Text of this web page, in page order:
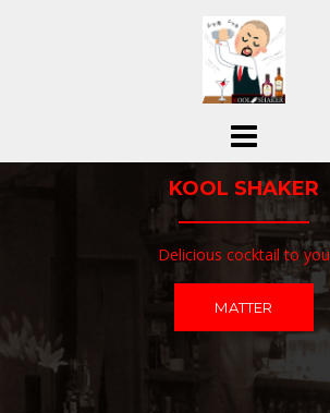
ス
KOOL SHAKER
Delicious cocktail to you
MATTER